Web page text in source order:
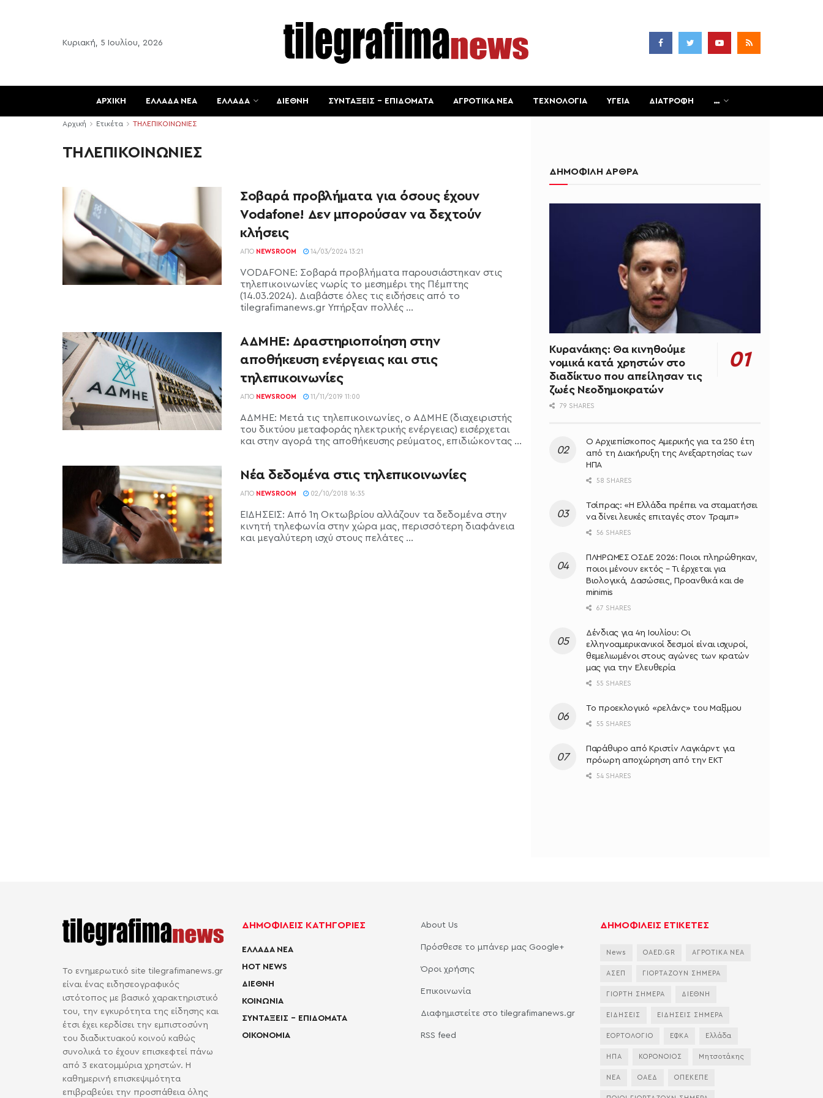
Κυριακή, 5 Ιουλίου, 2026
ΑΡΧΙΚΗ ΕΛΛΑΔΑ ΝΕΑ ΕΛΛΑΔΑ ΔΙΕΘΝΗ ΣΥΝΤΑΞΕΙΣ – ΕΠΙΔΟΜΑΤΑ ΑΓΡΟΤΙΚΑ ΝΕΑ ΤΕΧΝΟΛΟΓΙΑ ΥΓΕΙΑ ΔΙΑΤΡΟΦΗ …
Αρχική Ετικέτα ΤΗΛΕΠΙΚΟΙΝΩΝΙΕΣ
ΤΗΛΕΠΙΚΟΙΝΩΝΙΕΣ
Σοβαρά προβλήματα για όσους έχουν
Vodafone! Δεν μπορούσαν να δεχτούν
κλήσεις
ΑΠΌ NEWSROOM 14/03/2024 13:21
VODAFONE: Σοβαρά προβλήματα παρουσιάστηκαν στις
τηλεπικοινωνίες νωρίς το μεσημέρι της Πέμπτης
(14.03.2024). Διαβάστε όλες τις ειδήσεις από το
tilegrafimanews.gr Υπήρξαν πολλές ...
ΑΔΜΗΕ: Δραστηριοποίηση στην
αποθήκευση ενέργειας και στις
τηλεπικοινωνίες
ΑΠΌ NEWSROOM 11/11/2019 11:00
ΑΔΜΗΕ: Μετά τις τηλεπικοινωνίες, ο ΑΔΜΗΕ (διαχειριστής
του δικτύου μεταφοράς ηλεκτρικής ενέργειας) εισέρχεται
και στην αγορά της αποθήκευσης ρεύματος, επιδιώκοντας ...
Νέα δεδομένα στις τηλεπικοινωνίες
ΑΠΌ NEWSROOM 02/10/2018 16:35
ΕΙΔΗΣΕΙΣ: Από 1η Οκτωβρίου αλλάζουν τα δεδομένα στην
κινητή τηλεφωνία στην χώρα μας, περισσότερη διαφάνεια
και μεγαλύτερη ισχύ στους πελάτες ...
ΔΗΜΟΦΙΛΗ ΑΡΘΡΑ
Κυρανάκης: Θα κινηθούμε
νομικά κατά χρηστών στο
διαδίκτυο που απείλησαν τις
ζωές Νεοδημοκρατών
79 SHARES
O Αρχιεπίσκοπος Αμερικής για τα 250 έτη
από τη Διακήρυξη της Ανεξαρτησίας των
ΗΠΑ
58 SHARES
Τσίπρας: «Η Ελλάδα πρέπει να σταματήσει
να δίνει λευκές επιταγές στον Τραμπ»
56 SHARES
ΠΛΗΡΩΜΕΣ ΟΣΔΕ 2026: Ποιοι πληρώθηκαν,
ποιοι μένουν εκτός – Τι έρχεται για
Βιολογικά, Δασώσεις, Προανθικά και de
minimis
67 SHARES
Δένδιας για 4η Ιουλίου: Οι
ελληνοαμερικανικοί δεσμοί είναι ισχυροί,
θεμελιωμένοι στους αγώνες των κρατών
μας για την Ελευθερία
55 SHARES
Το προεκλογικό «ρελάνς» του Μαξίμου
55 SHARES
Παράθυρο από Κριστίν Λαγκάρντ για
πρόωρη αποχώρηση από την ΕΚΤ
54 SHARES
Το ενημερωτικό site tilegrafimanews.gr
είναι ένας ειδησεογραφικός
ιστότοπος με βασικό χαρακτηριστικό
του, την εγκυρότητα της είδησης και
έτσι έχει κερδίσει την εμπιστοσύνη
του διαδικτυακού κοινού καθώς
συνολικά το έχουν επισκεφτεί πάνω
από 3 εκατομμύρια χρηστών. Η
καθημερινή επισκεψιμότητα
επιβραβεύει την προσπάθεια όλης
ΔΗΜΟΦΙΛΕΙΣ ΚΑΤΗΓΟΡΙΕΣ
ΕΛΛΑΔΑ ΝΕΑ
HOT NEWS
ΔΙΕΘΝΗ
ΚΟΙΝΩΝΙΑ
ΣΥΝΤΑΞΕΙΣ – ΕΠΙΔΟΜΑΤΑ
ΟΙΚΟΝΟΜΙΑ
About Us
Πρόσθεσε το μπάνερ μας Google+
Όροι χρήσης
Επικοινωνία
Διαφημιστείτε στο tilegrafimanews.gr
RSS feed
ΔΗΜΟΦΙΛΕΙΣ ΕΤΙΚΕΤΕΣ
News OAED.GR ΑΓΡΟΤΙΚΑ ΝΕΑ
ΑΣΕΠ ΓΙΟΡΤΑΖΟΥΝ ΣΗΜΕΡΑ
ΓΙΟΡΤΗ ΣΗΜΕΡΑ ΔΙΕΘΝΗ
ΕΙΔΗΣΕΙΣ ΕΙΔΗΣΕΙΣ ΣΗΜΕΡΑ
ΕΟΡΤΟΛΟΓΙΟ ΕΦΚΑ Ελλάδα
ΗΠΑ ΚΟΡΟΝΟΙΟΣ Μητσοτάκης
ΝΕΑ ΟΑΕΔ ΟΠΕΚΕΠΕ